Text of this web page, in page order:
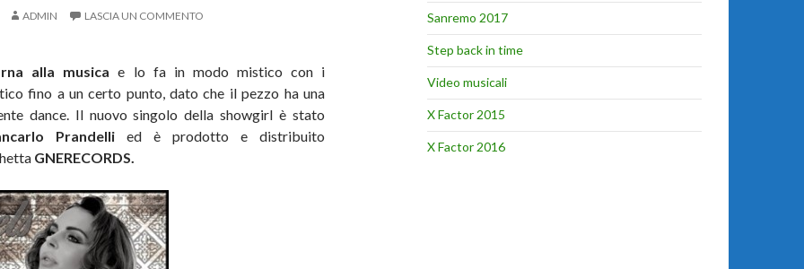
ADMIN LASCIA UN COMMENTO
alla musica e lo fa in modo mistico con i
fino a un certo punto, dato che il pezzo ha una
dance. Il nuovo singolo della showgirl è stato
Prandelli ed è prodotto e distribuito
GNERECORDS.
Sanremo 2017
Step back in time
Video musicali
X Factor 2015
X Factor 2016